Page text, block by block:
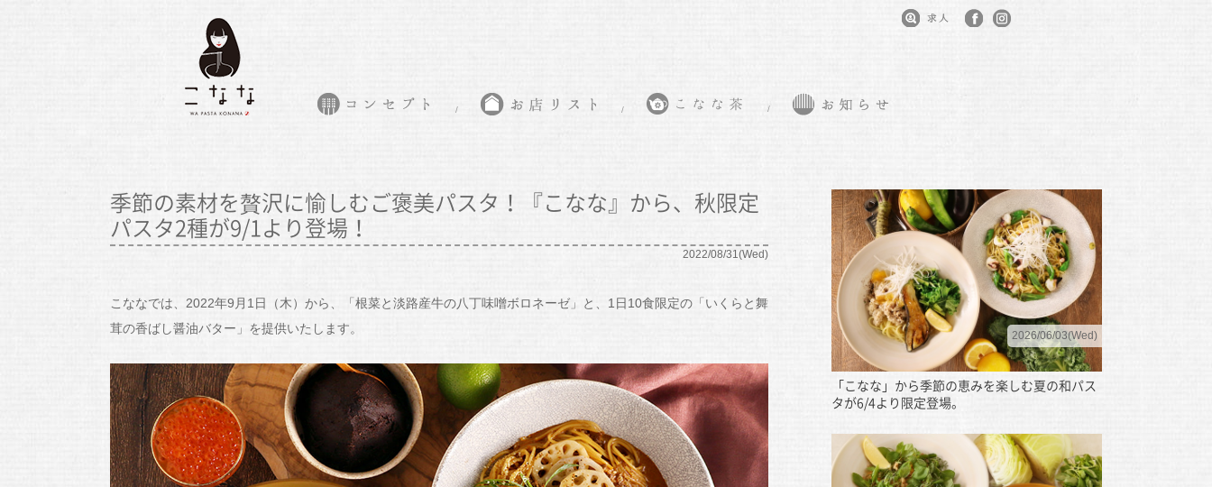
季節の素材を贅沢に愉しむご褒美パスタ！『こなな』から、秋限定
パスタ2種が9/1より登場！
2022/08/31(Wed)
こななでは、2022年9月1日（木）から、「根菜と淡路産牛の八丁味噌ボロネーゼ」と、1日10食限定の「いくらと舞
茸の香ばし醤油バター」を提供いたします。
2026/06/03(Wed)
「こなな」から季節の恵みを楽しむ夏の和パス
タが6/4より限定登場。